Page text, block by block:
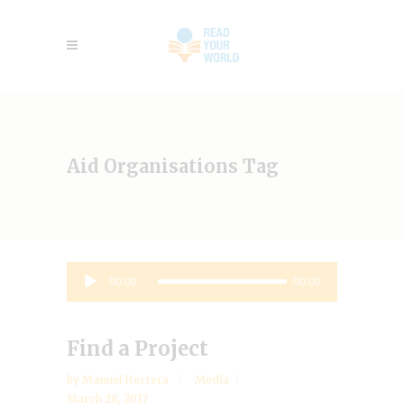
Aid Organisations Tag
Audio
00:00 00:00
Find a Project
by Manuel Herrera
Media
March 28, 2017